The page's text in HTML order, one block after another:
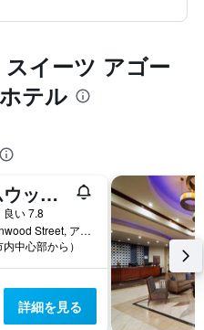
イーツ アゴー
テル
ホームウッド スイーツ バイ ヒルトン アゴーラ ヒルズ
良い 7.8
28901 Canwood Street, アゴウラ・ヒルズ, CA, アメリカ合衆国
中心部から）
詳細を見る